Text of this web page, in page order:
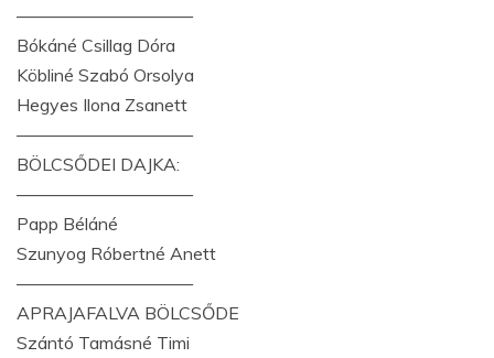
——————————
Bókáné Csillag Dóra
Köbliné Szabó Orsolya
Hegyes Ilona Zsanett
——————————
BÖLCSŐDEI DAJKA:
——————————
Papp Béláné
Szunyog Róbertné Anett
——————————
APRAJAFALVA BÖLCSŐDE
Szántó Tamásné Timi